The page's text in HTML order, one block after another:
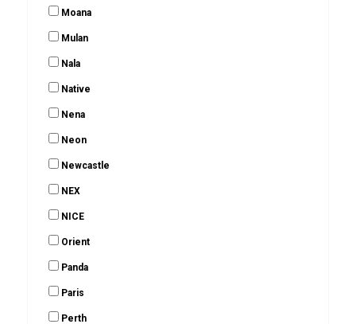
Moana
Mulan
Nala
Native
Nena
Neon
Newcastle
NEX
NICE
Orient
Panda
Paris
Perth